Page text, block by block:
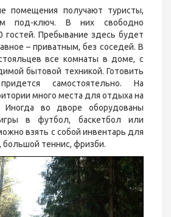
помещения получают туристы,
под-ключ. В них свободно
Пребывание здесь будет
– приватным, без соседей. В
все комнаты в доме, с
бытовой техникой. Готовить
самостоятельно. На
много места для отдыха на
Иногда во дворе оборудованы
в футбол, баскетбол или
взять с собой инвентарь для
большой теннис, фризби.